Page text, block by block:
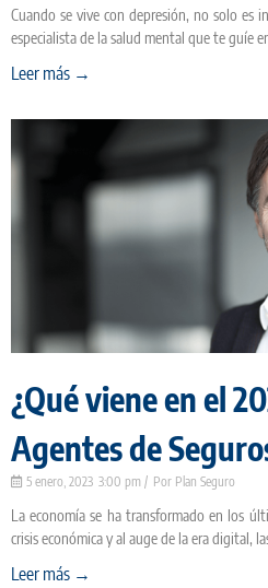
Cuando se vive con depresión, no solo es
especialista de la salud mental que te guíe
Leer más →
¿Qué viene en el
Agentes de
Plan Seguro
5 enero, 2023 3:00 pm
La economía se ha transformado en los
crisis económica y al auge de la era digital,
Leer más →